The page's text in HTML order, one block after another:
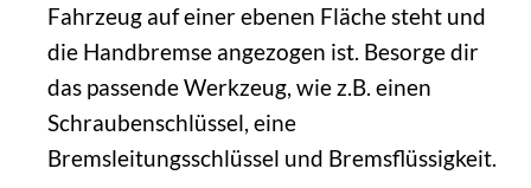
Fahrzeug auf einer ebenen Fläche steht und
die Handbremse angezogen ist. Besorge dir
das passende Werkzeug, wie z.B. einen
Schraubenschlüssel, eine
Bremsleitungsschlüssel und Bremsflüssigkeit.